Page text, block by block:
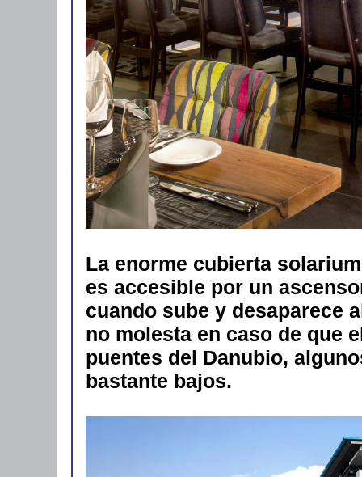
La enorme cubierta
es accesible por un
cuando sube y desaparece
no molesta en caso de que
puentes del Danubio,
bastante bajos.